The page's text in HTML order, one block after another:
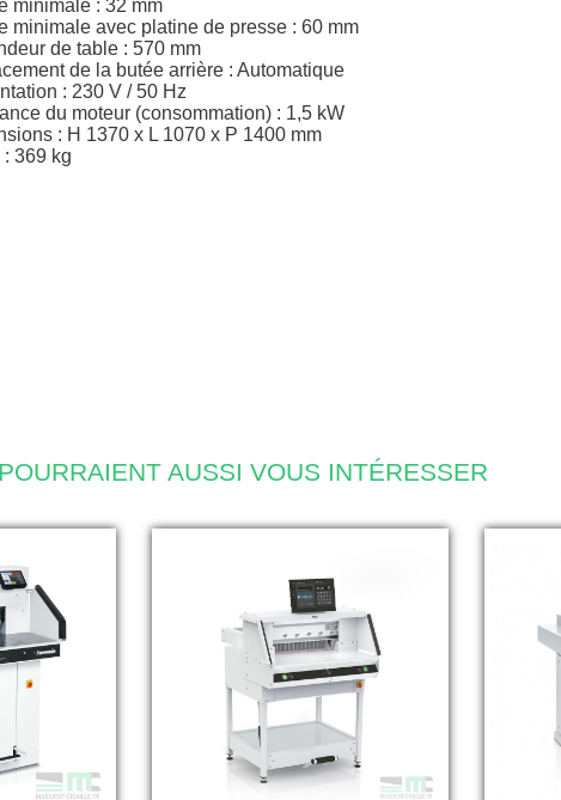
minimale : 32 mm
minimale avec platine de presse : 60 mm
de table : 570 mm
de la butée arrière : Automatique
: 230 V / 50 Hz
du moteur (consommation) : 1,5 kW
: H 1370 x L 1070 x P 1400 mm
: 369 kg
AUSSI VOUS INTÉRESSER